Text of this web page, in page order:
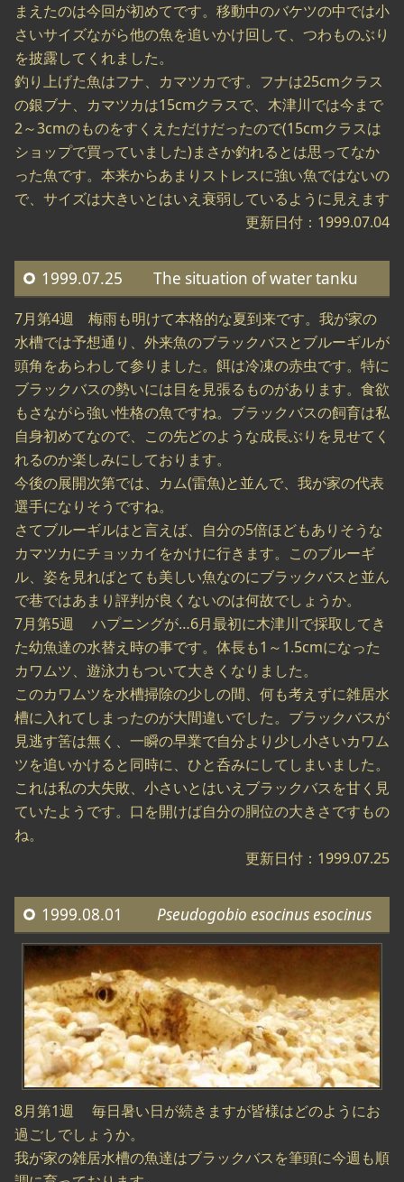
まえたのは今回が初めてです。移動中のバケツの中では小
さいサイズながら他の魚を追いかけ回して、つわものぶり
を披露してくれました。
釣り上げた魚はフナ、カマツカです。フナは25cmクラス
の銀ブナ、カマツカは15cmクラスで、木津川では今まで
2～3cmのものをすくえただけだったので(15cmクラスは
ショップで買っていました)まさか釣れるとは思ってなか
った魚です。本来からあまりストレスに強い魚ではないの
で、サイズは大きいとはいえ衰弱しているように見えます
更新日付：1999.07.04
1999.07.25 The situation of water tanku
7月第4週 梅雨も明けて本格的な夏到来です。我が家の
水槽では予想通り、外来魚のブラックバスとブルーギルが
頭角をあらわして参りました。餌は冷凍の赤虫です。特に
ブラックバスの勢いには目を見張るものがあります。食欲
もさながら強い性格の魚ですね。ブラックバスの飼育は私
自身初めてなので、この先どのような成長ぶりを見せてく
れるのか楽しみにしております。
今後の展開次第では、カム(雷魚)と並んで、我が家の代表
選手になりそうですね。
さてブルーギルはと言えば、自分の5倍ほどもありそうな
カマツカにチョッカイをかけに行きます。このブルーギ
ル、姿を見ればとても美しい魚なのにブラックバスと並ん
で巷ではあまり評判が良くないのは何故でしょうか。
7月第5週 ハプニングが…6月最初に木津川で採取してき
た幼魚達の水替え時の事です。体長も1～1.5cmになった
カワムツ、遊泳力もついて大きくなりました。
このカワムツを水槽掃除の少しの間、何も考えずに雑居水
槽に入れてしまったのが大間違いでした。ブラックバスが
見逃す筈は無く、一瞬の早業で自分より少し小さいカワム
ツを追いかけると同時に、ひと呑みにしてしまいました。
これは私の大失敗、小さいとはいえブラックバスを甘く見
ていたようです。口を開けば自分の胴位の大きさですもの
ね。
更新日付：1999.07.25
1999.08.01 Pseudogobio esocinus esocinus
8月第1週 毎日暑い日が続きますが皆様はどのようにお
過ごしでしょうか。
我が家の雑居水槽の魚達はブラックバスを筆頭に今週も順